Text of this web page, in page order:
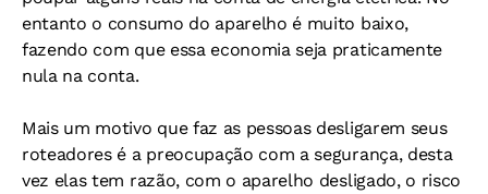
entanto o consumo do aparelho é muito baixo,
fazendo com que essa economia seja praticamente
nula na conta.
Mais um motivo que faz as pessoas desligarem seus
roteadores é a preocupação com a segurança, desta
vez elas tem razão, com o aparelho desligado, o risco